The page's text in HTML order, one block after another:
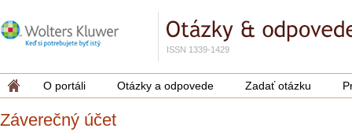
ISSN 1339-1429
O portáli Otázky a odpovede Zadať otázku
Záverečný účet